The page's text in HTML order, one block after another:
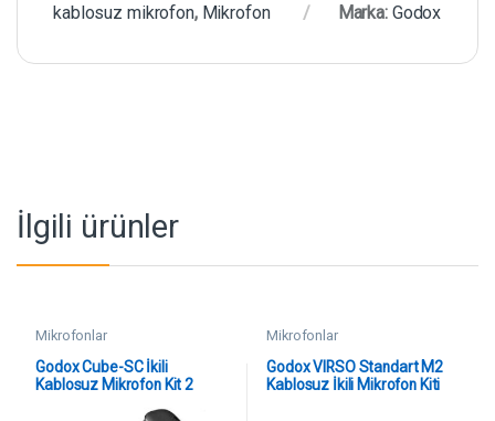
kablosuz mikrofon, Mikrofon Marka: Godox
İlgili ürünler
Mikrofonlar
Godox Cube-SC İkili
Kablosuz Mikrofon Kit 2
Mikrofonlar
Godox VIRSO Standart M2
Kablosuz İkili Mikrofon Kiti